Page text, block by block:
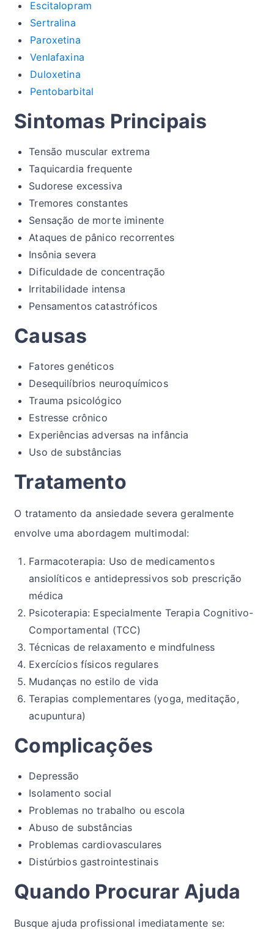
Escitalopram
Sertralina
Paroxetina
Venlafaxina
Duloxetina
Pentobarbital
Sintomas Principais
Tensão muscular extrema
Taquicardia frequente
Sudorese excessiva
Tremores constantes
Sensação de morte iminente
Ataques de pânico recorrentes
Insônia severa
Dificuldade de concentração
Irritabilidade intensa
Pensamentos catastróficos
Causas
Fatores genéticos
Desequilíbrios neuroquímicos
Trauma psicológico
Estresse crônico
Experiências adversas na infância
Uso de substâncias
Tratamento
O tratamento da ansiedade severa geralmente
envolve uma abordagem multimodal:
Farmacoterapia: Uso de medicamentos
ansiolíticos e antidepressivos sob prescrição
médica
Psicoterapia: Especialmente Terapia Cognitivo-
Comportamental (TCC)
Técnicas de relaxamento e mindfulness
Exercícios físicos regulares
Mudanças no estilo de vida
Terapias complementares (yoga, meditação,
acupuntura)
Complicações
Depressão
Isolamento social
Problemas no trabalho ou escola
Abuso de substâncias
Problemas cardiovasculares
Distúrbios gastrointestinais
Quando Procurar Ajuda
Busque ajuda profissional imediatamente se: